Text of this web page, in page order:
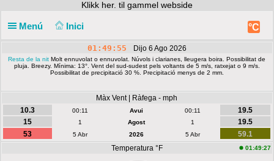
Klikk her. til gammel webside
Menú Inici °C
01:49:55 Dijo 6 Ago 2026
Resta de la nit Molt ennuvolat o ennuvolat. Núvols i clarianes, lleugera boira. Possibilitat de
pluja. Breezy. Mínima: 13°. Vent del sud-sudest pels voltants de 5 m/s, ratxejat o 9 m/s.
Possibilitat de precipitació 30 %. Precipitació menys de 2 mm.
Màx Vent | Ràfega - mph
10.3
00:11 Avui 00:11
19.5
15
1 Agost 1
19.5
53
5 Abr 2026 5 Abr
59.1
Temperatura °F
01:49:27